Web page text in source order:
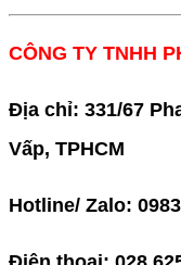
CÔNG TY TNHH
Địa chỉ: 331/67
Vấp, TPHCM
Hotline/ Zalo: